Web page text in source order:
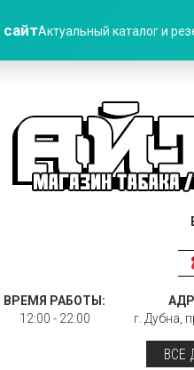
Актуальный каталог и
ВРЕМЯ РАБОТЫ:
12:00 - 22:00
г. Дубна,
ВСЕ